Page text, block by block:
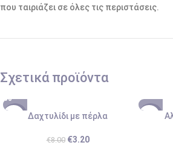
που ταιριάζει σε όλες τις περιστάσεις.
Σχετικά προϊόντα
Δαχτυλίδι με πέρλα
€8.00 €3.20